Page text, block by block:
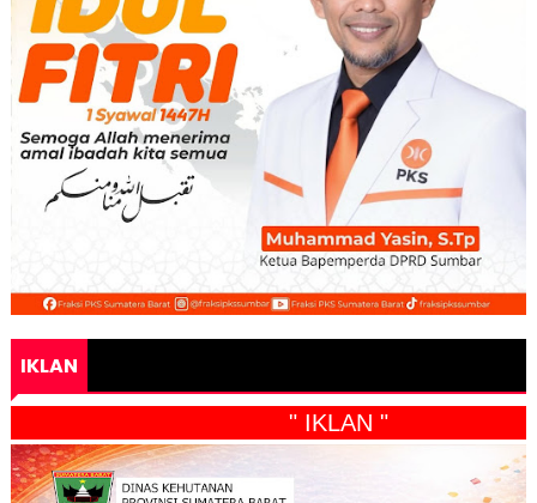
IKLAN
" IKLAN "